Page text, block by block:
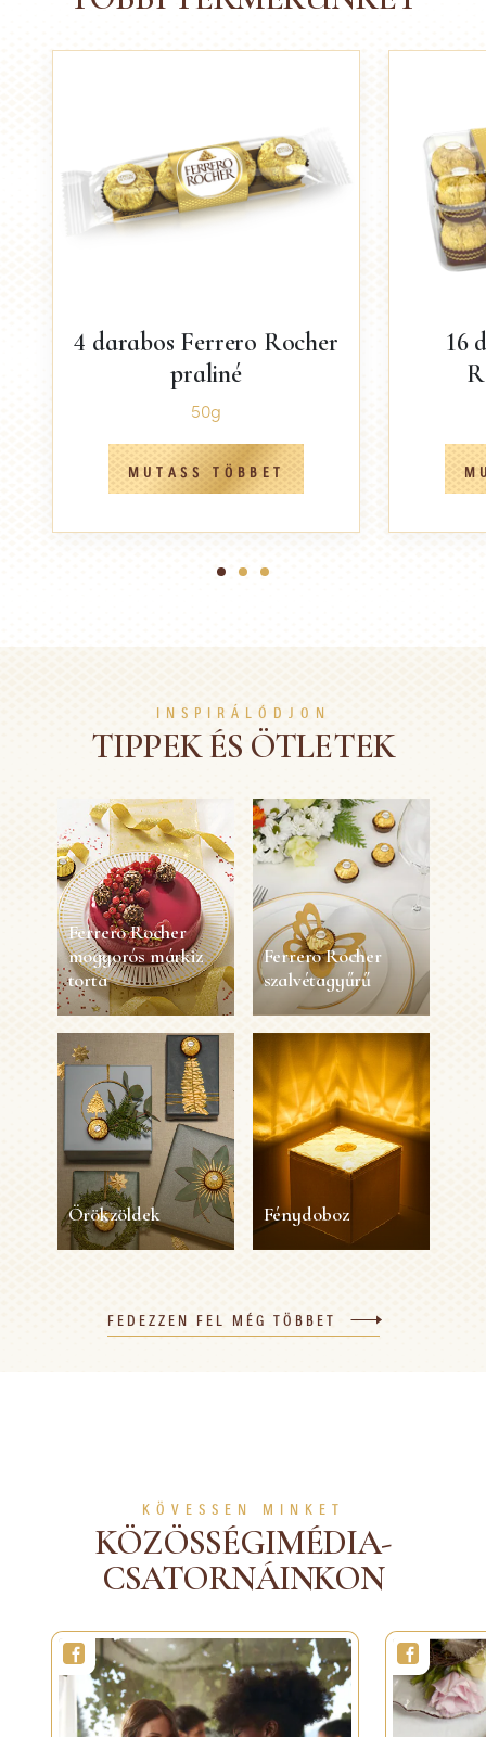
4 darabos Ferrero Rocher
praliné
50g
MUTASS TÖBBET
16
1 2 3
INSPIRÁLÓDJON
TIPPEK ÉS ÖTLETEK
Ferrero Rocher
mogyorós márkiz
torta
Ferrero Rocher
mogyorós márkiz
torta
40 perc 8 személy Könnyű
MUTASS TÖBBET
Ferrero Rocher
szalvétagyűrű
Ferrero Rocher
szalvétagyűrű
5 perc 1 személy Könnyű
Örökzöldek
45 perc 1 személy Könnyű
Fénydoboz
15 perc 1 személy Könnyű
FEDEZZEN FEL MÉG TÖBBET
KÖVESSEN MINKET
KÖZÖSSÉGIMÉDIA-
CSATORNÁINKON